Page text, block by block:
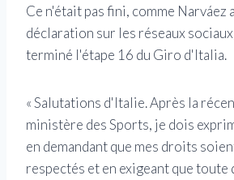
Ce n'était pas fini, comme Narváez
déclaration sur les réseaux
terminé l'étape 16 du Giro d'Italia.
« Salutations d'Italie. Après la
ministère des Sports, je dois
en demandant que mes droits
respectés et en exigeant que